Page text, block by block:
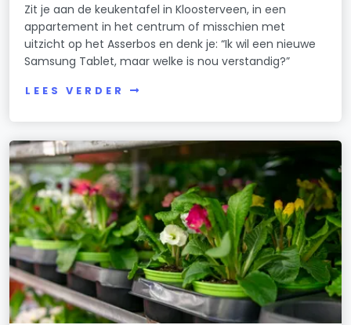
Zit je aan de keukentafel in Kloosterveen, in een
appartement in het centrum of misschien met
uitzicht op het Asserbos en denk je: “Ik wil een nieuwe
Samsung Tablet, maar welke is nou verstandig?”
LEES VERDER